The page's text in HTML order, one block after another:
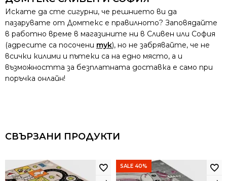
Искате да сте сигурни, че решнието ви да
пазарувате от Домтекс е правилното? Заповядайте
в работно време в магазините ни в Сливен или София
(адресите са посочени тук), но не забрявайте, че не
всички килими и пътеки са на едно място, а и
възможността за безплатната доставка е само при
поръчка онлайн!
СВЪРЗАНИ ПРОДУКТИ
SALE 40%